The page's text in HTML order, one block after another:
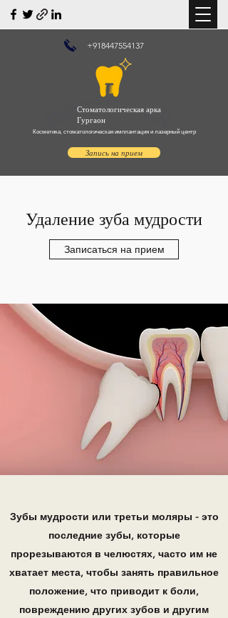
+918447554137
Стоматологическая арка
Гургаон
Косметика, стоматологическая имплантация и лазерный центр
Запись на прием
Удаление зуба мудрости
Записаться на прием
Зубы мудрости или третьи моляры - это
последние зубы, которые
прорезываются в челюстях, часто им не
хватает места, чтобы занять правильное
положение, что приводит к боли,
повреждению других зубов и другим